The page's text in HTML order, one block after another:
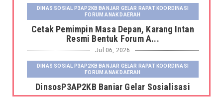
DINAS SOSIAL P3AP2KB BANJAR GELAR RAPAT KOORDINASI
FORUM ANAK DAERAH
Cetak Pemimpin Masa Depan, Karang Intan
Resmi Bentuk Forum A...
Jul 06, 2026
DINAS SOSIAL P3AP2KB BANJAR GELAR RAPAT KOORDINASI
FORUM ANAK DAERAH
DinsosP3AP2KB Banjar Gelar Sosialisasi